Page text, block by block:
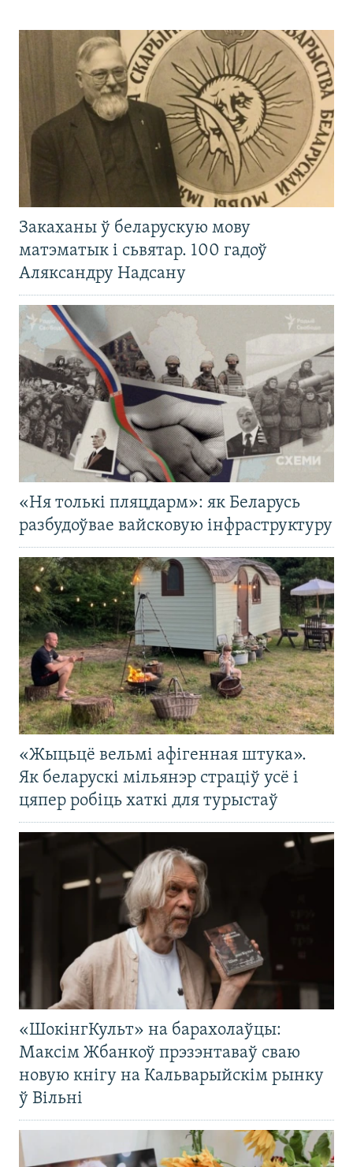
Закаханы ў беларускую мову
матэматык і сьвятар. 100 гадоў
Аляксандру Надсану
«Ня толькі пляцдарм»: як Беларусь
разбудоўвае вайсковую інфраструктуру
«Жыцьцё вельмі афігенная штука».
Як беларускі мільянэр страціў усё і
цяпер робіць хаткі для турыстаў
«ШокінгКульт» на барахолаўцы:
Максім Жбанкоў прэзэнтаваў сваю
новую кнігу на Кальварыйскім рынку
ў Вільні